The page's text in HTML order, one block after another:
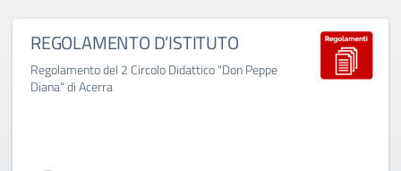
REGOLAMENTO D’ISTITUTO
Regolamento del 2 Circolo Didattico "Don Peppe
Diana" di Acerra